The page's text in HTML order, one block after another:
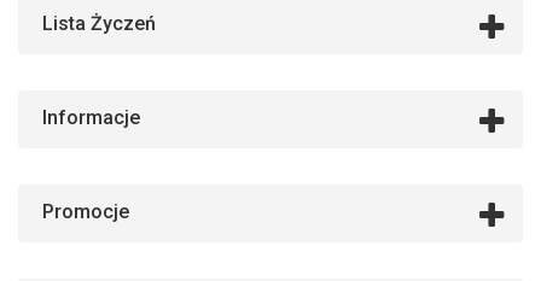
Lista Życzeń
Informacje
Promocje